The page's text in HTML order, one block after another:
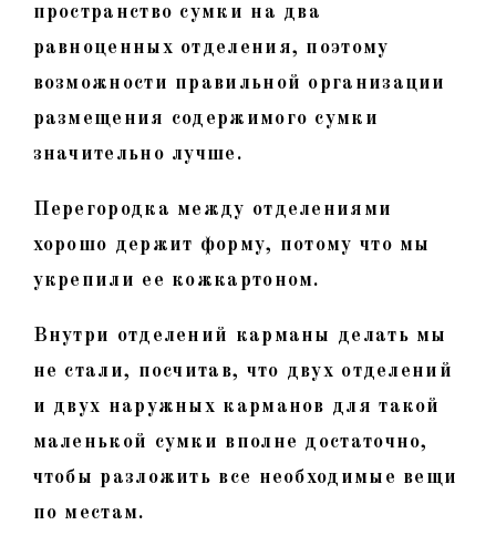
пространство сумки на два
равноценных отделения, поэтому
возможности правильной организации
размещения содержимого сумки
значительно лучше.
Перегородка между отделениями
хорошо держит форму, потому что мы
укрепили ее кожкартоном.
Внутри отделений карманы делать мы
не стали, посчитав, что двух отделений
и двух наружных карманов для такой
маленькой сумки вполне достаточно,
чтобы разложить все необходимые вещи
по местам.